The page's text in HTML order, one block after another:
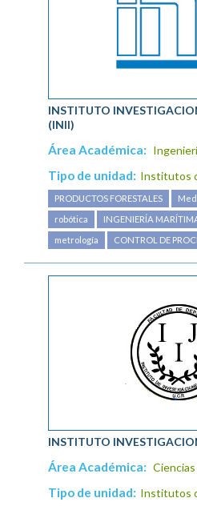
INSTITUTO
(INII)
Área Académica:
Tipo de unidad: Institutos
PRODUCTOS FORESTALES
robótica
INGENIERÍA
metrología
CONTROL DE
INSTITUTO
Área Académica:
Tipo de unidad: Institutos